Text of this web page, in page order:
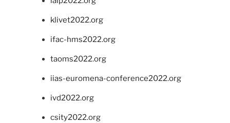
klivet2022.org
ifac-hms2022.org
taoms2022.org
iias-euromena-conference2022.org
ivd2022.org
csity2022.org